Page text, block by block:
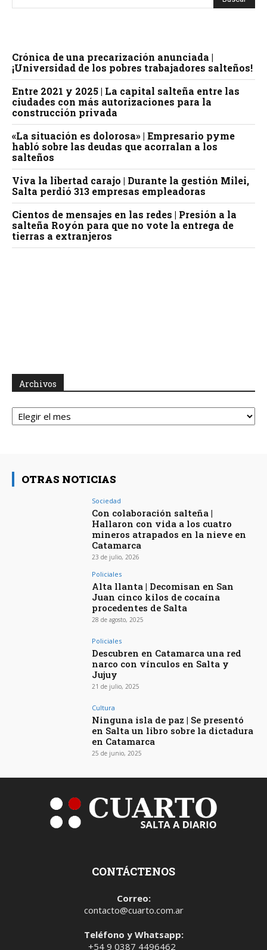
Crónica de una precarización anunciada |
¡Universidad de los pobres trabajadores salteños!
Entre 2021 y 2025 | La capital salteña entre las
ciudades con más autorizaciones para la
construcción privada
«La situación es dolorosa» | Empresario pyme
habló sobre las deudas que acorralan a los
salteños
Viva la libertad carajo | Durante la gestión Milei,
Salta perdió 313 empresas empleadoras
Cientos de mensajes en las redes | Presión a la
salteña Royón para que no vote la entrega de
tierras a extranjeros
Archivos
Archivos
OTRAS NOTICIAS
Sociedad
Con colaboración salteña |
Hallaron con vida a los cuatro
mineros atrapados en la nieve en
Catamarca
23 de julio, 2026
Policiales
Alta llanta | Decomisan en San
Juan cinco kilos de cocaína
procedentes de Salta
28 de agosto, 2025
Policiales
Descubren en Catamarca una red
narco con vínculos en Salta y
Jujuy
21 de julio, 2025
Cultura
Ninguna isla de paz | Se presentó
en Salta un libro sobre la dictadura
en Catamarca
25 de junio, 2025
CONTÁCTENOS
Correo:
contacto@cuarto.com.ar
Teléfono y Whatsapp:
+54 9 0387 4496462